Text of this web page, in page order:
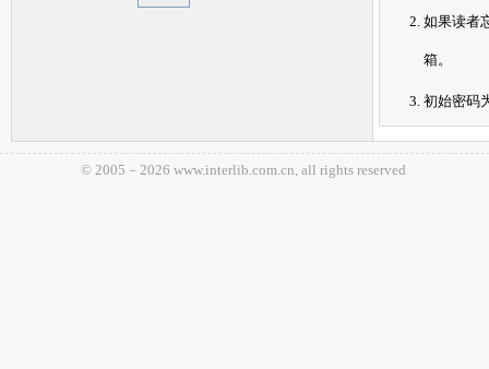
如果读者
箱。
初始密码
© 2005－ 2026 www.interlib.com.cn, all rights reserved